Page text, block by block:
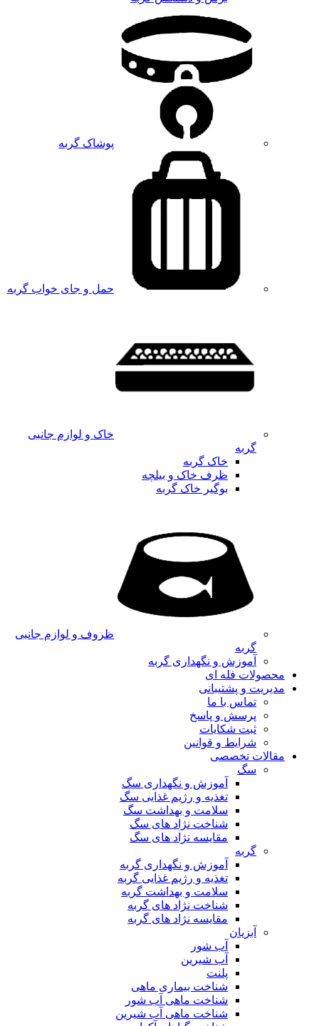
پوشاک گربه
حمل و جای خواب گربه
خاک و لوازم جانبی
گربه
خاک گربه
ظرف خاک و بیلچه
بوگیر خاک گربه
ظروف و لوازم جانبی
گربه
آموزش و نگهداری گربه
محصولات فله ای
مدیریت و پشتیبانی
تماس با ما
پرسش و پاسخ
ثبت شکایات
شرایط و قوانین
مقالات تخصصی
سگ
آموزش و نگهداری سگ
تغذیه و رژیم غذایی سگ
سلامت و بهداشت سگ
شناخت نژاد های سگ
مقایسه نژاد های سگ
گربه
آموزش و نگهداری گربه
تغذیه و رژیم غذایی گربه
سلامت و بهداشت گربه
شناخت نژاد های گربه
مقایسه نژاد های گربه
آبزیان
آب شور
آب شیرین
پلنت
شناخت بیماری ماهی
شناخت ماهی آب شور
شناخت ماهی آب شیرین